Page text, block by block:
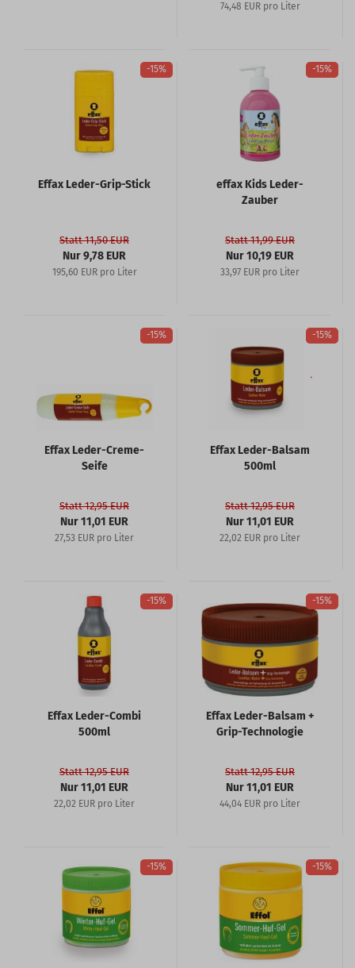
74,48 EUR pro Liter
-15%
Effax Leder-Grip-Stick
Statt 11,50 EUR
Nur 9,78 EUR
195,60 EUR pro Liter
-15%
effax Kids Leder-
Zauber
Statt 11,99 EUR
Nur 10,19 EUR
33,97 EUR pro Liter
-15%
Effax Leder-Creme-
Seife
Statt 12,95 EUR
Nur 11,01 EUR
27,53 EUR pro Liter
-15%
Effax Leder-Balsam
500ml
Statt 12,95 EUR
Nur 11,01 EUR
22,02 EUR pro Liter
-15%
Effax Leder-Combi
500ml
Statt 12,95 EUR
Nur 11,01 EUR
22,02 EUR pro Liter
-15%
Effax Leder-Balsam +
Grip-Technologie
Statt 12,95 EUR
Nur 11,01 EUR
44,04 EUR pro Liter
-15% -15%